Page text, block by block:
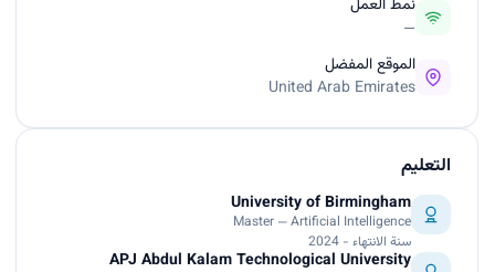
نمط العمل
—
الموقع المفضل
United Arab Emirates
التعليم
University of Birmingham
Master — Artificial Intelligence
سنة الانتهاء - 2024
APJ Abdul Kalam Technological University